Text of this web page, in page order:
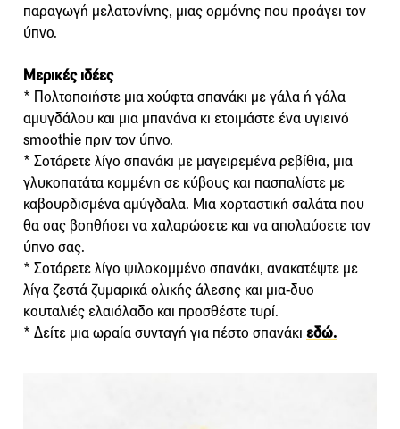
παραγωγή μελατονίνης, μιας ορμόνης που προάγει τον
ύπνο.
Μερικές ιδέες
* Πολτοποιήστε μια χούφτα σπανάκι με γάλα ή γάλα
αμυγδάλου και μια μπανάνα κι ετοιμάστε ένα υγιεινό
smoothie πριν τον ύπνο.
* Σοτάρετε λίγο σπανάκι με μαγειρεμένα ρεβίθια, μια
γλυκοπατάτα κομμένη σε κύβους και πασπαλίστε με
καβουρδισμένα αμύγδαλα. Μια χορταστική σαλάτα που
θα σας βοηθήσει να χαλαρώσετε και να απολαύσετε τον
ύπνο σας.
* Σοτάρετε λίγο ψιλοκομμένο σπανάκι, ανακατέψτε με
λίγα ζεστά ζυμαρικά ολικής άλεσης και μια-δυο
κουταλιές ελαιόλαδο και προσθέστε τυρί.
* Δείτε μια ωραία συνταγή για πέστο σπανάκι εδώ.